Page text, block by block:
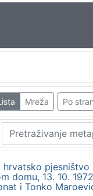
Mreža Po
hrvatsko
domu, 13. 10.
i Tonko